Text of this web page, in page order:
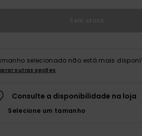
selecionado não está mais
outras opções
Consulte a disponibilidade na loja
Selecione um tamanho